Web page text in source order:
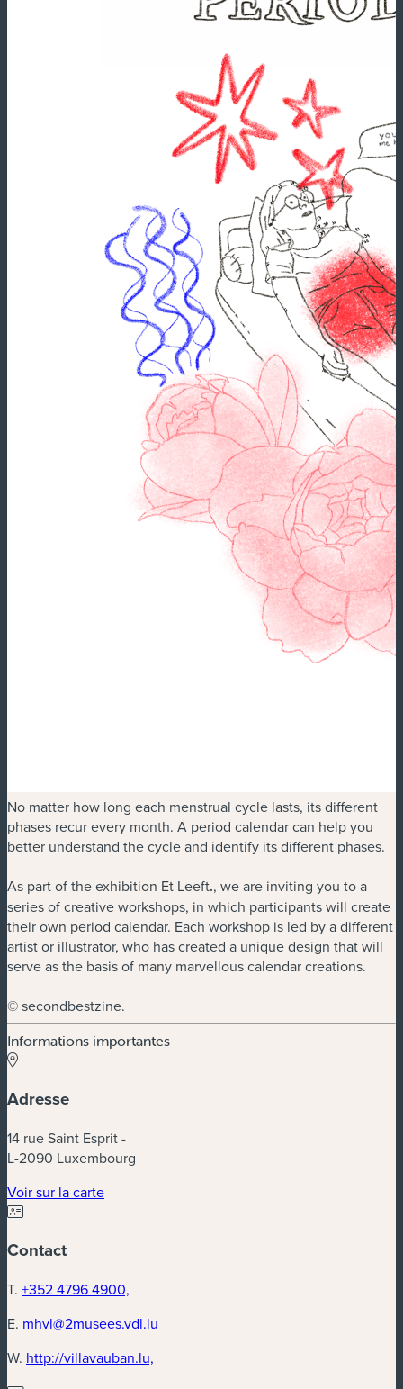
No matter how long each menstrual cycle lasts, its different
phases recur every month. A period calendar can help you
better understand the cycle and identify its different phases.
As part of the exhibition Et Leeft., we are inviting you to a
series of creative workshops, in which participants will create
their own period calendar. Each workshop is led by a different
artist or illustrator, who has created a unique design that will
serve as the basis of many marvellous calendar creations.
© secondbestzine.
Informations importantes
Adresse
14 rue Saint Esprit -
L-2090 Luxembourg
Voir sur la carte(nouvelle fenêtre)
Contact
T. +352 4796 4900,
E. mhvl@2musees.vdl.lu
W. http://villavauban.lu,